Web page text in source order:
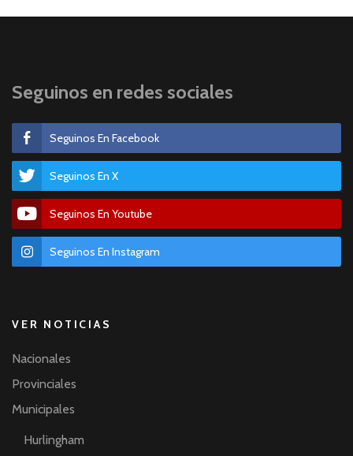
Seguinos en redes sociales
Seguinos En Facebook
Seguinos En X
Seguinos En Youtube
Seguinos En Instagram
VER NOTICIAS
Nacionales
Provinciales
Municipales
Hurlingham